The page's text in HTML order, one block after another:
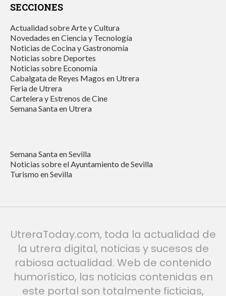
SECCIONES
Actualidad sobre Arte y Cultura
Novedades en Ciencia y Tecnología
Noticias de Cocina y Gastronomía
Noticias sobre Deportes
Noticias sobre Economía
Cabalgata de Reyes Magos en Utrera
Feria de Utrera
Cartelera y Estrenos de Cine
Semana Santa en Utrera
Semana Santa en Sevilla
Noticias sobre el Ayuntamiento de Sevilla
Turismo en Sevilla
UtreraToday.com, toda la actualidad de
la utrera digital, noticias y sucesos de
rabiosa actualidad. Web de contenido
humorístico, las noticias contenidas en
este portal son totalmente ficticias,